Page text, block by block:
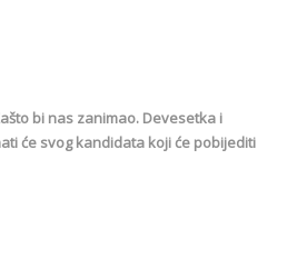
bi nas zanimao. Devesetka i
će svog kandidata koji će pobijediti